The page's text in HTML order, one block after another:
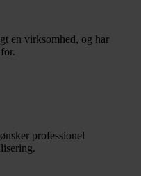
en virksomhed, og har
professionel